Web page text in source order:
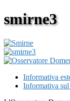
smirne3
Informativa
Informativa